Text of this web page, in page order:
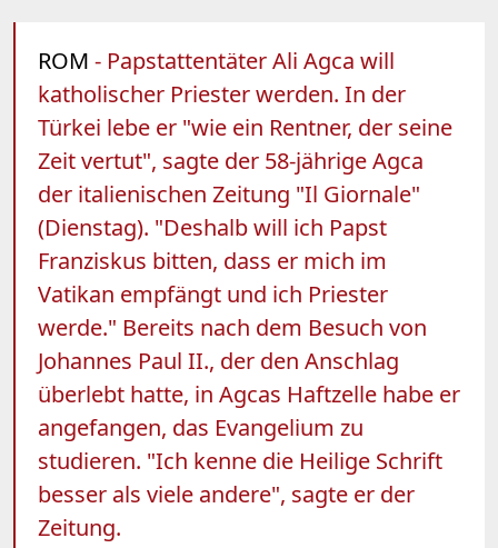
ROM - Papstattentäter Ali Agca will
katholischer Priester werden. In der
Türkei lebe er "wie ein Rentner, der seine
Zeit vertut", sagte der 58-jährige Agca
der italienischen Zeitung "Il Giornale"
(Dienstag). "Deshalb will ich Papst
Franziskus bitten, dass er mich im
Vatikan empfängt und ich Priester
werde." Bereits nach dem Besuch von
Johannes Paul II., der den Anschlag
überlebt hatte, in Agcas Haftzelle habe er
angefangen, das Evangelium zu
studieren. "Ich kenne die Heilige Schrift
besser als viele andere", sagte er der
Zeitung.